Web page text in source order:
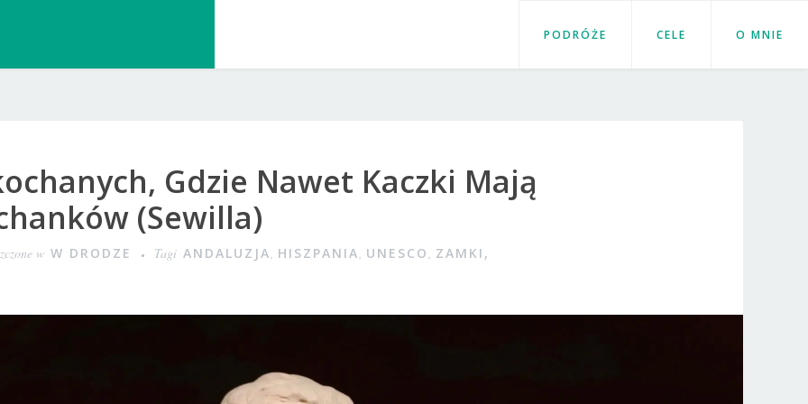
PODRÓŻE CELE O MNIE
Gdzie Nawet Kaczki Mają
(Sewilla)
w W DRODZE Tagi ANDALUZJA, HISZPANIA, UNESCO, ZAMKI,